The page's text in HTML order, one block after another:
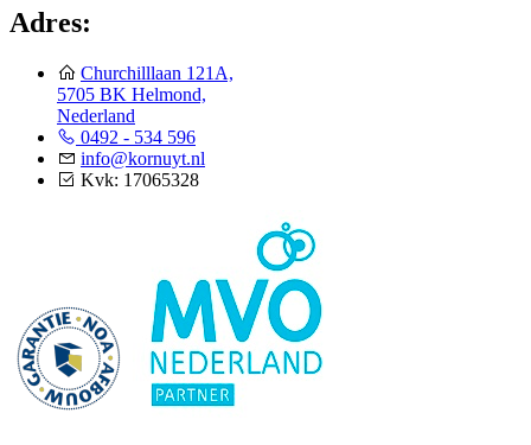
Adres:
Churchilllaan 121A,
5705 BK Helmond,
Nederland
0492 - 534 596
info@kornuyt.nl
Kvk: 17065328